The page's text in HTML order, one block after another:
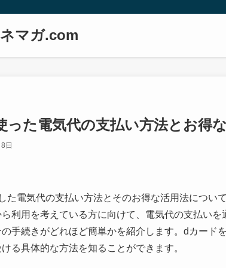
マガ.com
った電気代の支払い方法とお得
日
た電気代の支払い方法とそのお得な活用法につい
利用を考えている方に向けて、電気代の支払い
手続きがどれほど簡単かを紹介します。dカード
る具体的な方法を知ることができます。